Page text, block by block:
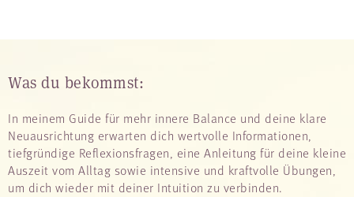
Was du bekommst:
In meinem Guide für mehr innere Balance und deine klare
Neuausrichtung erwarten dich wertvolle Informationen,
tiefgründige Reflexionsfragen, eine Anleitung für deine kleine
Auszeit vom Alltag sowie intensive und kraftvolle Übungen,
um dich wieder mit deiner Intuition zu verbinden.